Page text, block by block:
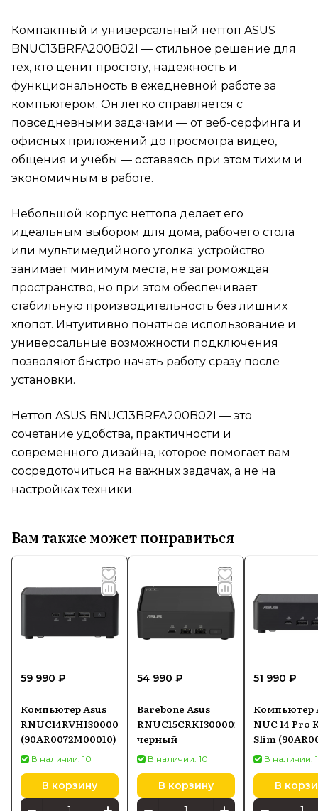
Компактный и универсальный неттоп ASUS
BNUC13BRFA200B02I — стильное решение для
тех, кто ценит простоту, надёжность и
функциональность в ежедневной работе за
компьютером. Он легко справляется с
повседневными задачами — от веб-серфинга и
офисных приложений до просмотра видео,
общения и учёбы — оставаясь при этом тихим и
экономичным в работе.
Небольшой корпус неттопа делает его
идеальным выбором для дома, рабочего стола
или мультимедийного уголка: устройство
занимает минимум места, не загромождая
пространство, но при этом обеспечивает
стабильную производительность без лишних
хлопот. Интуитивно понятное использование и
универсальные возможности подключения
позволяют быстро начать работу сразу после
установки.
Неттоп ASUS BNUC13BRFA200B02I — это
сочетание удобства, практичности и
современного дизайна, которое помогает вам
сосредоточиться на важных задачах, а не на
настройках техники.
Вам также может понравиться
59 990 ₽
Компьютер Asus
RNUC14RVHI300000I
(90AR0072M00010)
В наличии: 10
В корзину
54 990 ₽
Barebone Asus
RNUC15CRKI300002
черный
В наличии: 10
В корзину
51 990 ₽
Компьютер
NUC 14 Pro
Slim
M00040)
В наличии:
В